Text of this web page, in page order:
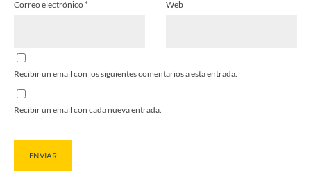
Correo electrónico* Web
Recibir un email con los siguientes comentarios a esta entrada.
Recibir un email con cada nueva entrada.